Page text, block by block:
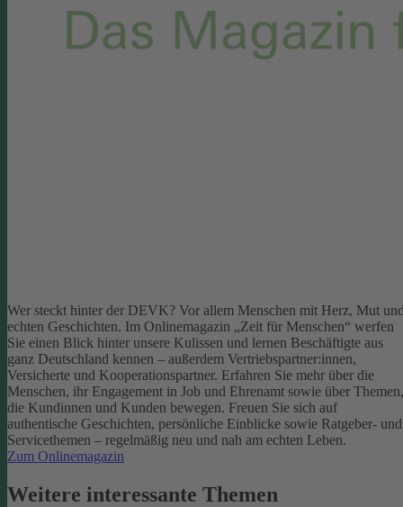
Wer steckt hinter der DEVK? Vor allem Menschen mit Herz, Mut
echten Geschichten. Im Onlinemagazin „Zeit für Menschen“ werfen
Sie einen Blick hinter unsere Kulissen und lernen Beschäftigte aus
ganz Deutschland kennen – außerdem Vertriebspartner:innen,
Versicherte und Kooperationspartner. Erfahren Sie mehr über die
Menschen, ihr Engagement in Job und Ehrenamt sowie über Themen,
die Kundinnen und Kunden bewegen. Freuen Sie sich auf
authentische Geschichten, persönliche Einblicke sowie Ratgeber- und
Servicethemen – regelmäßig neu und nah am echten Leben.
Zum Onlinemagazin
Weitere interessante Themen